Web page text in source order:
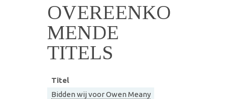
OVEREENKO
MENDE
TITELS
Titel
Bidden wij voor Owen Meany